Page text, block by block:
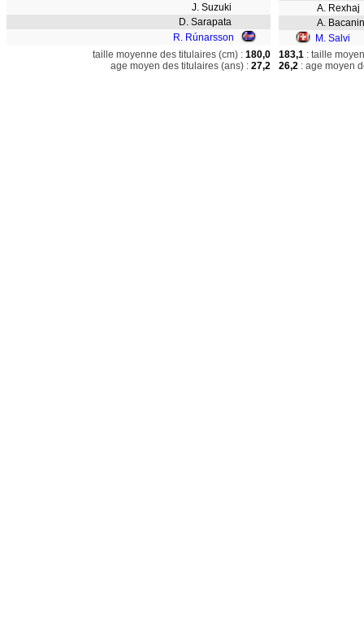
J. Suzuki
D. Sarapata
R. Rúnarsson
A. Rexhaj
A. Bacanin
M. Salvi
taille moyenne des titulaires (cm) : 180,0
age moyen des titulaires (ans) : 27,2
183,1 : taille
26,2 : age moyen